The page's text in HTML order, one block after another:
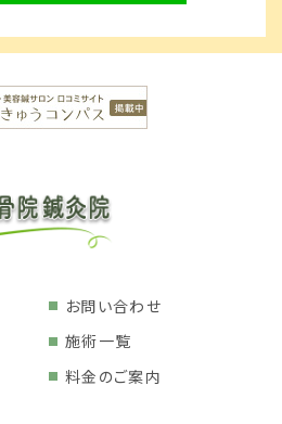
お問い合わせ
施術一覧
料金のご案内